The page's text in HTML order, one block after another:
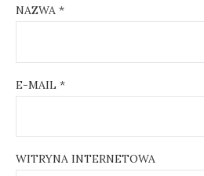
NAZWA *
E-MAIL *
WITRYNA INTERNETOWA